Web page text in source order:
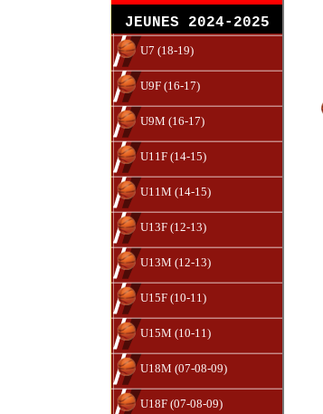
JEUNES 2024-2025
U7 (18-19)
U9F (16-17)
U9M (16-17)
U11F (14-15)
U11M (14-15)
U13F (12-13)
U13M (12-13)
U15F (10-11)
U15M (10-11)
U18M (07-08-09)
U18F (07-08-09)